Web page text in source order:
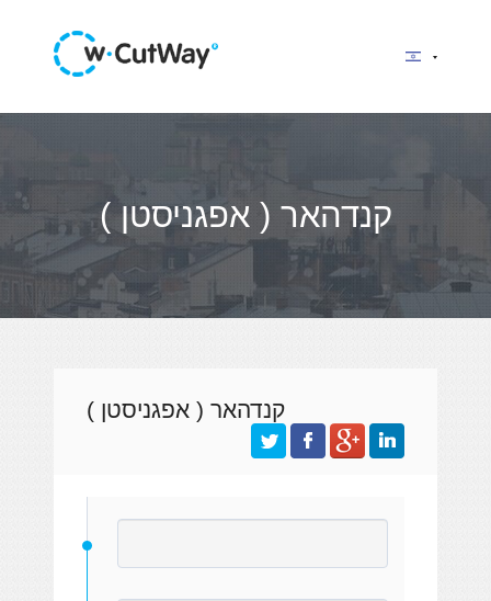
קנדהאר ( אפגניסטן )
קנדהאר ( אפגניסטן )